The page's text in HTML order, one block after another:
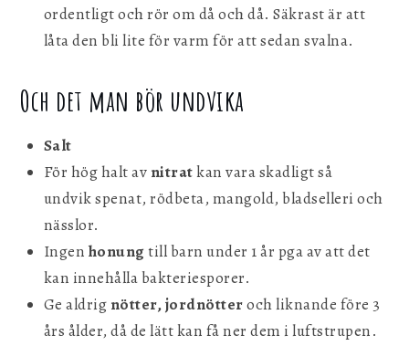
ordentligt och rör om då och då. Säkrast är att
låta den bli lite för varm för att sedan svalna.
Och det man bör undvika
Salt
För hög halt av nitratkan vara skadligt så
undvik spenat, rödbeta, mangold, bladselleri och
nässlor.
Ingen honungtill barn under 1 år pga av att det
kan innehålla bakteriesporer.
Ge aldrig nötter, jordnötteroch liknande före 3
års ålder, då de lätt kan få ner dem i luftstrupen.